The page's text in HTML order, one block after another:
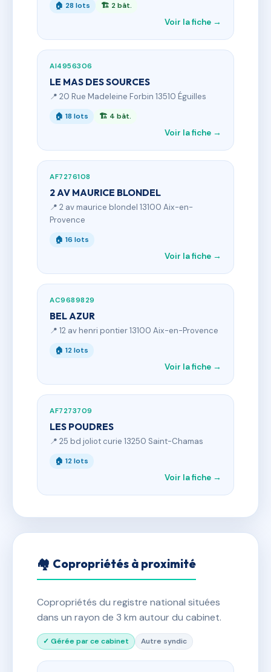
🏠 28 lots 🏗 2 bât.
Voir la fiche →
AI4956306
LE MAS DES SOURCES
📍 20 Rue Madeleine Forbin 13510 Éguilles
🏠 18 lots 🏗 4 bât.
Voir la fiche →
AF7276108
2 AV MAURICE BLONDEL
📍 2 av maurice blondel 13100 Aix-en-
Provence
🏠 16 lots
Voir la fiche →
AC9689829
BEL AZUR
📍 12 av henri pontier 13100 Aix-en-Provence
🏠 12 lots
Voir la fiche →
AF7273709
LES POUDRES
📍 25 bd joliot curie 13250 Saint-Chamas
🏠 12 lots
Voir la fiche →
🏘 Copropriétés à proximité
Copropriétés du registre national situées
dans un rayon de 3 km autour du cabinet.
✓ Gérée par ce cabinet Autre syndic